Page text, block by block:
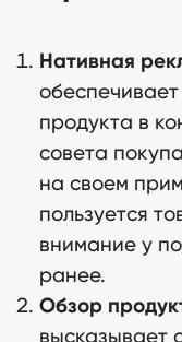
Нативная
продукта в
совета
на своем
пользуется
внимание у
ранее.
Обзор
высказывает